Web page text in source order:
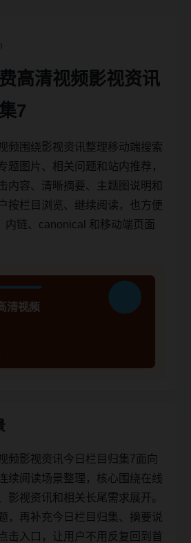
高清视频影视资讯
7
频围绕影视资讯整理移动端搜索
题图片、相关问题和站内推荐，
内容、清晰摘要、主题图说明和
按栏目浏览、继续阅读，也方便
内链、canonical 和移动端页面
频影视资讯今日栏目归集7面向
续阅读场景整理，核心围绕在线
影视资讯和相关长尾需求展开。
，再补充今日栏目归集、摘要说
击入口，让用户不用反复回到首